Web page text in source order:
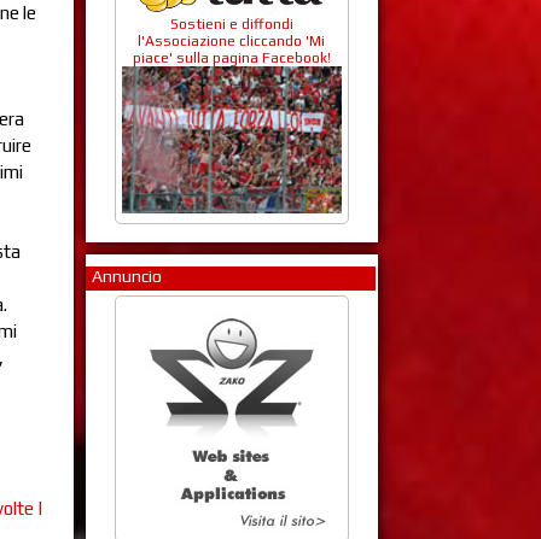
le
|
Sostieni e diffondi
l'Associazione cliccando 'Mi
piace' sulla pagina Facebook!
Annuncio